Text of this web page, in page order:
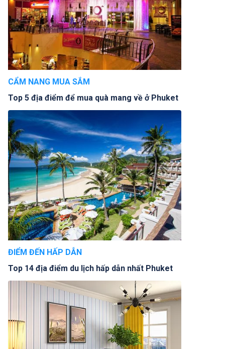
CẨM NANG MUA SẮM
Top 5 địa điểm để mua quà mang về ở Phuket
ĐIỂM ĐẾN HẤP DẪN
Top 14 địa điểm du lịch hấp dẫn nhất Phuket